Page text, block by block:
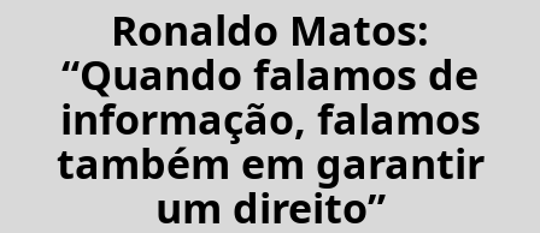
Ronaldo Matos:
“Quando falamos de
informação, falamos
também em garantir
um direito”